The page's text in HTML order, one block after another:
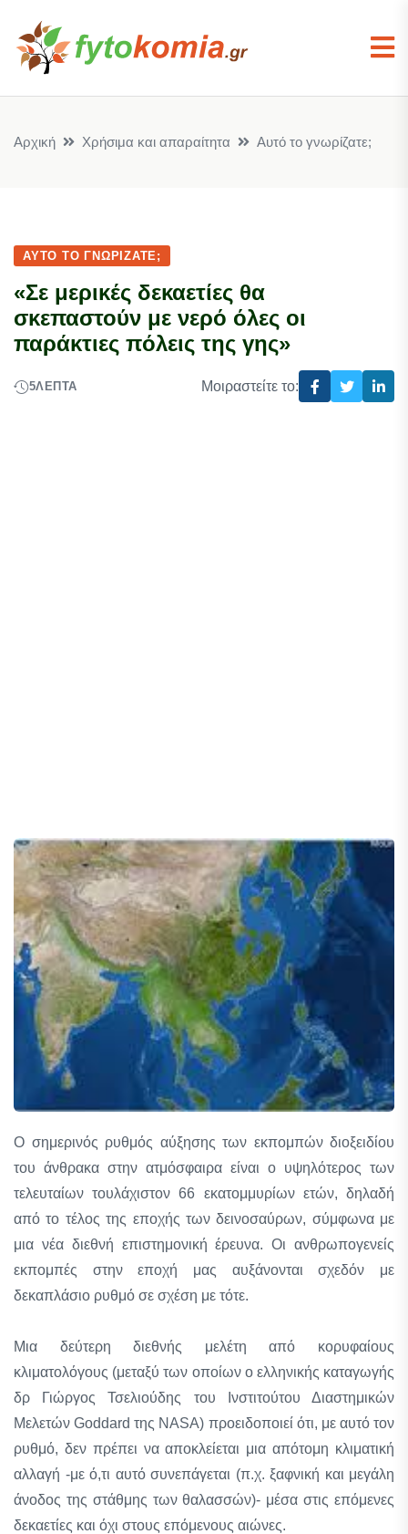
Αρχική Χρήσιμα και απαραίτητα Αυτό το γνωρίζατε;
ΑΥΤΌ ΤΟ ΓΝΩΡΊΖΑΤΕ;
«Σε μερικές δεκαετίες θα
σκεπαστούν με νερό όλες οι
παράκτιες πόλεις της γης»
5ΛΕΠΤΆ Μοιραστείτε το:
Ο σημερινός ρυθμός αύξησης των εκπομπών διοξειδίου
του άνθρακα στην ατμόσφαιρα είναι ο υψηλότερος των
τελευταίων τουλάχιστον 66 εκατομμυρίων ετών, δηλαδή
από τo τέλος της εποχής των δεινοσαύρων, σύμφωνα με
μια νέα διεθνή επιστημονική έρευνα. Οι ανθρωπογενείς
εκπομπές στην εποχή μας αυξάνονται σχεδόν με
δεκαπλάσιο ρυθμό σε σχέση με τότε.
Μια δεύτερη διεθνής μελέτη από κορυφαίους
κλιματολόγους (μεταξύ των οποίων ο ελληνικής καταγωγής
δρ Γιώργος Τσελιούδης του Ινστιτούτου Διαστημικών
Μελετών Goddard της NASA) προειδοποιεί ότι, με αυτό τον
ρυθμό, δεν πρέπει να αποκλείεται μια απότομη κλιματική
αλλαγή -με ό,τι αυτό συνεπάγεται (π.χ. ξαφνική και μεγάλη
άνοδος της στάθμης των θαλασσών)- μέσα στις επόμενες
δεκαετίες και όχι στους επόμενους αιώνες.